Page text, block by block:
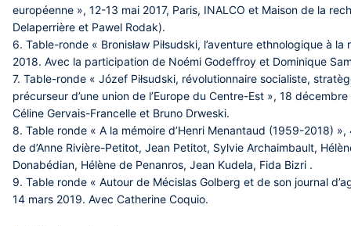
européenne », 12-13 mai 2017, Paris, INALCO et Maison de la
Delaperrière et Pawel Rodak).
6. Table-ronde « Bronisław Piłsudski, l’aventure ethnologique à
2018. Avec la participation de Noémi Godeffroy et Dominique
7. Table-ronde « Józef Piłsudski, révolutionnaire socialiste,
précurseur d’une union de l’Europe du Centre-Est », 18
Céline Gervais-Francelle et Bruno Drweski.
8. Table ronde « A la mémoire d’Henri Menantaud (1959-2018)
de d’Anne Rivière-Petitot, Jean Petitot, Sylvie Archaimbault,
Donabédian, Hélène de Penanros, Jean Kudela, Fida Bizri .
9. Table ronde « Autour de Mécislas Golberg et de son journal
14 mars 2019. Avec Catherine Coquio.